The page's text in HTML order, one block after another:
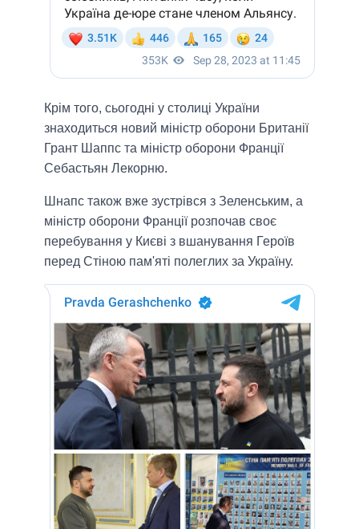
Крім того, сьогодні у столиці України
знаходиться новий міністр оборони Британії
Грант Шаппс та міністр оборони Франції
Себастьян Лекорню.
Шнапс також вже зустрівся з Зеленським, а
міністр оборони Франції розпочав своє
перебування у Києві з вшанування Героїв
перед Стіною пам'яті полеглих за Україну.